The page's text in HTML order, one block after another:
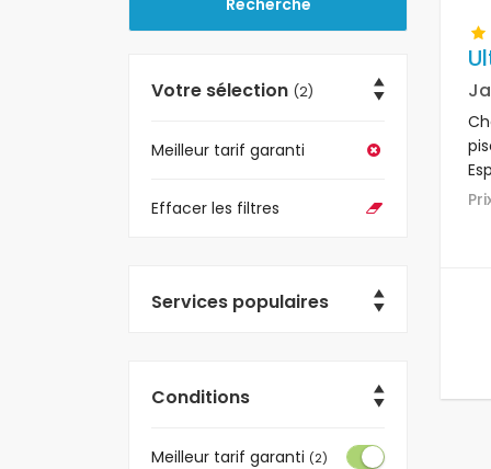
Votre sélection (2)
Meilleur tarif garanti
Effacer les filtres
Services populaires
Conditions
Meilleur tarif garanti (2)